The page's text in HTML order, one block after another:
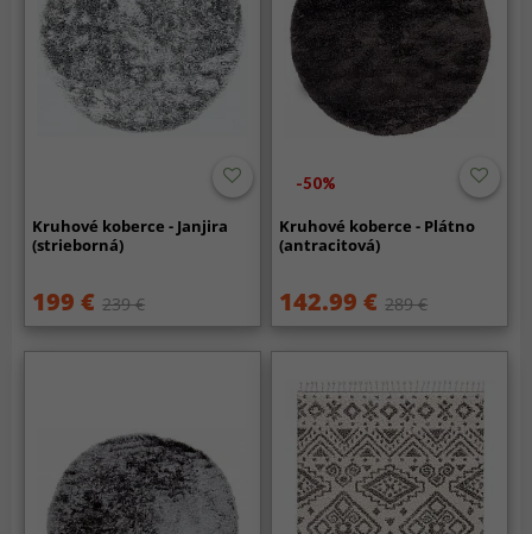
Kruhové koberce - Janjira
(strieborná)
199 € 239 €
-50%
Kruhové koberce - Plátno
(antracitová)
142.99 € 289 €